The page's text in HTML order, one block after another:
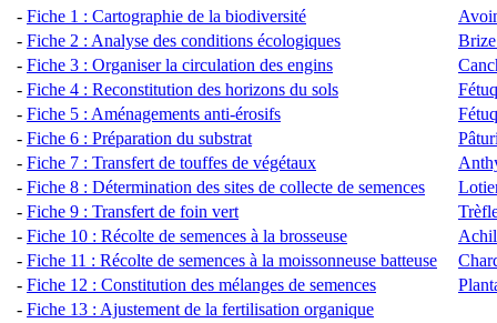
- Fiche 1 : Cartographie de la biodiversité
- Fiche 2 : Analyse des conditions écologiques
- Fiche 3 : Organiser la circulation des engins
- Fiche 4 : Reconstitution des horizons du sols
- Fiche 5 : Aménagements anti-érosifs
- Fiche 6 : Préparation du substrat
- Fiche 7 : Transfert de touffes de végétaux
- Fiche 8 : Détermination des sites de collecte de semences
- Fiche 9 : Transfert de foin vert
- Fiche 10 : Récolte de semences à la brosseuse
- Fiche 11 : Récolte de semences à la moissonneuse batteuse
- Fiche 12 : Constitution des mélanges de semences
- Fiche 13 : Ajustement de la fertilisation organique